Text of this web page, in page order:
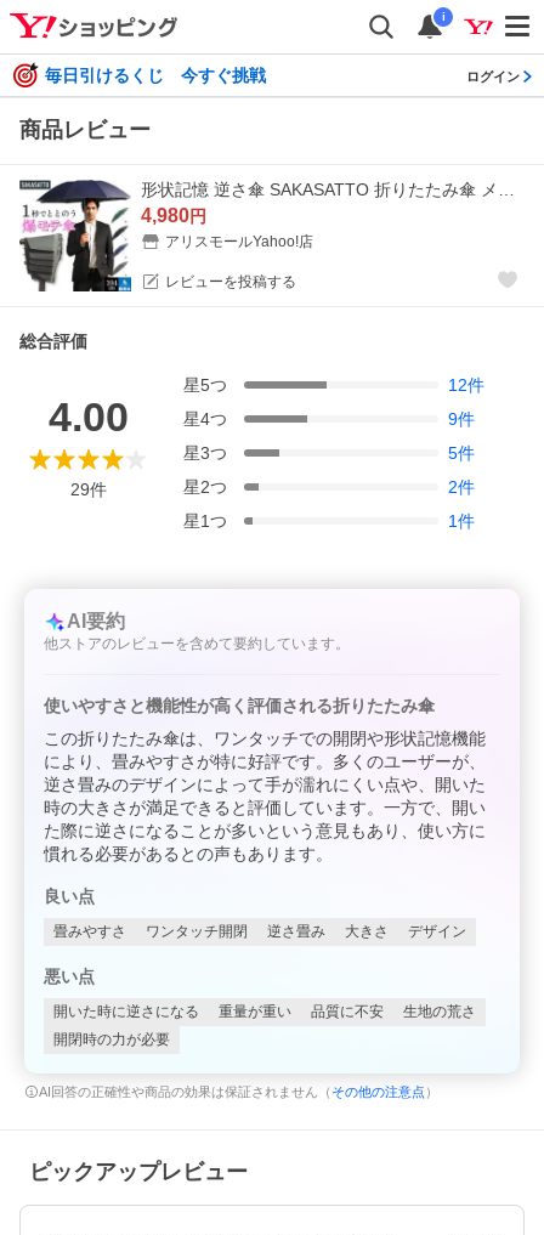
i
毎日引けるくじ 今すぐ挑戦 ログイン
商品レビュー
4,980円
アリスモールYahoo!店
レビューを投稿する
総合評価
4.00
29件
星5つ 12件
星4つ 9件
星3つ 5件
星2つ 2件
星1つ 1件
AI要約
他ストアのレビューを含めて要約しています。
使いやすさと機能性が高く評価される折りたたみ傘
この折りたたみ傘は、ワンタッチでの開閉や形状記憶機能
により、畳みやすさが特に好評です。多くのユーザーが、
逆さ畳みのデザインによって手が濡れにくい点や、開いた
時の大きさが満足できると評価しています。一方で、開い
た際に逆さになることが多いという意見もあり、使い方に
慣れる必要があるとの声もあります。
良い点
畳みやすさ ワンタッチ開閉 逆さ畳み 大きさ デザイン
悪い点
開いた時に逆さになる 重量が重い 品質に不安
生地の荒さ
開閉時の力が必要
AI回答の正確性や商品の効果は保証されません（ その他の注意点 ）
ピックアップレビュー